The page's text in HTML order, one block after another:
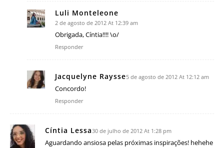
Luli Monteleone
2 de agosto de 2012 At 12:39 am
Obrigada, Cíntia!!!! \o/
Responder
Jacquelyne Raysse5 de agosto de 2012 At 12:12 am
Concordo!
Responder
Cíntia Lessa30 de julho de 2012 At 1:28 pm
Aguardando ansiosa pelas próximas inspirações! hehehe